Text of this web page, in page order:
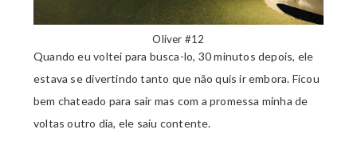
Oliver #12
Quando eu voltei para busca-lo, 30 minutos depois, ele
estava se divertindo tanto que não quis ir embora. Ficou
bem chateado para sair mas com a promessa minha de
voltas outro dia, ele saiu contente.